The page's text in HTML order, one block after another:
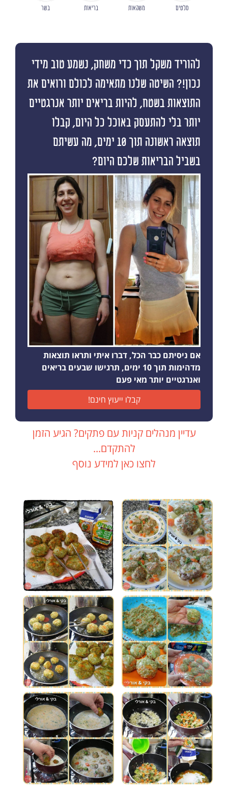
סלטים משקאות בריאות בשר
להוריד משקל תוך כדי משחק, נשמע טוב מידי
נכון!? השיטה שלנו מתאימה לכולם ורואים את
התוצאות בשטח, להיות בריאים יותר אנרגטיים
יותר בלי להתעסק באוכל כל היום, קבלו
תוצאה ראשונה תוך 10 ימים, מה עשיתם
בשביל הבריאות שלכם היום?
אם ניסיתם כבר הכל, דברו איתי ותראו תוצאות
מדהימות תוך 10 ימים, תרגישו שבעים בריאים
ואנרגטיים יותר מאי פעם
קבלו ייעוץ חינם!
עדיין מנהלים קניות עם פתקים? הגיע הזמן
להתקדם...
לחצו כאן למידע נוסף